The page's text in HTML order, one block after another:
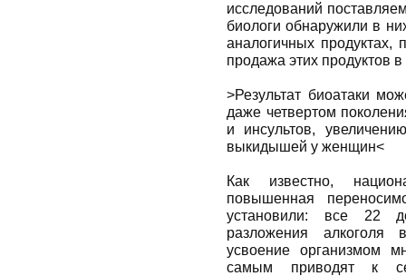
исследований
биологи обнаружили в
аналогичных
продажа этих продуктов
>Результат биоатаки
даже четвертом
и инсультов,
выкидышей у женщин<
Как известно,
повышенная
установили: все 22
разложения алкоголя
усвоение организмом
самым приводят к